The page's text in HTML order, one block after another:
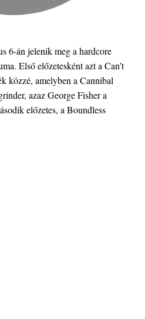
6-án jelenik meg a hardcore
Első előzetesként azt a Can’t
közzé, amelyben a Cannibal
azaz George Fisher a
előzetes, a Boundless